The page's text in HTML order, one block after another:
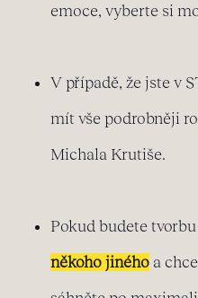
emoce, vyberte si
V případě, že jste v
mít vše podrobněji
Michala Krutiše.
Pokud budete
někoho jiného a